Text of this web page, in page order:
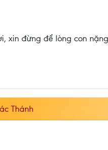
xin đừng để lòng con
Thánh